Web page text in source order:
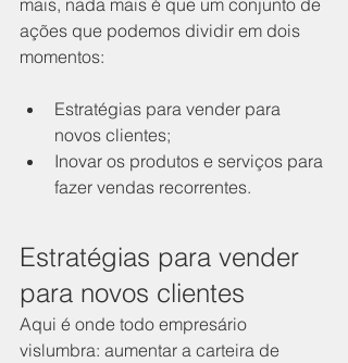
ações que podemos dividir em dois
momentos:
Estratégias para vender para
novos clientes;
Inovar os produtos e serviços para
fazer vendas recorrentes.
Estratégias para vender
para novos clientes
Aqui é onde todo empresário
vislumbra: aumentar a carteira de